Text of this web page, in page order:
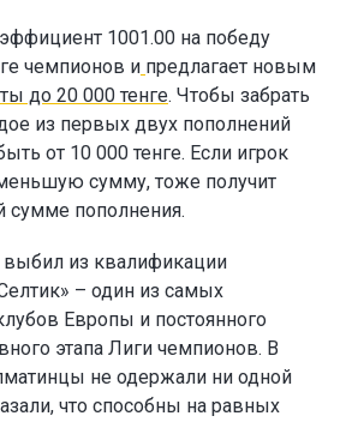
1001.00 на победу
чемпионов и предлагает новым
до 20 000 тенге. Чтобы забрать
из первых двух пополнений
от 10 000 тенге. Если игрок
сумму, тоже получит
сумме пополнения.
выбил из квалификации
– один из самых
Европы и постоянного
этапа Лиги чемпионов. В
не одержали ни одной
что способны на равных